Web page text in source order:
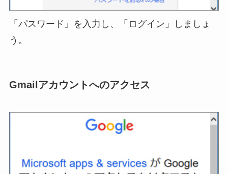
「パスワード」を入力し、「ログイン」しましょ
う。
Gmailアカウントへのアクセス